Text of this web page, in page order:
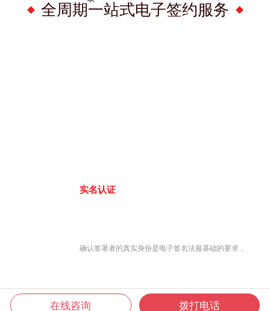
全周期一站式电子签约服务
实名认证
确认签署者的真实身份是电子签名法最基础的要求，
在线咨询 拨打电话